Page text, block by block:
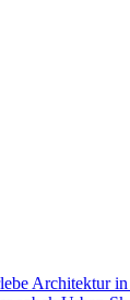
Architektur